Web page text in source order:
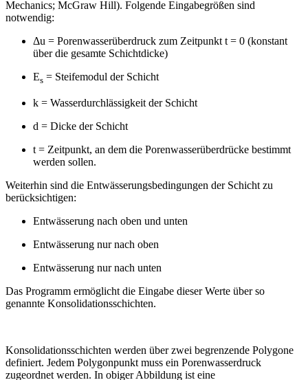
Mechanics; McGraw Hill). Folgende Eingabegrößen sind
notwendig:
Δu = Porenwasserüberdruck zum Zeitpunkt t = 0 (konstant
über die gesamte Schichtdicke)
Es = Steifemodul der Schicht
k = Wasserdurchlässigkeit der Schicht
d = Dicke der Schicht
t = Zeitpunkt, an dem die Porenwasserüberdrücke bestimmt
werden sollen.
Weiterhin sind die Entwässerungsbedingungen der Schicht zu
berücksichtigen:
Entwässerung nach oben und unten
Entwässerung nur nach oben
Entwässerung nur nach unten
Das Programm ermöglicht die Eingabe dieser Werte über so
genannte Konsolidationsschichten.
Konsolidationsschichten werden über zwei begrenzende Polygone
definiert. Jedem Polygonpunkt muss ein Porenwasserdruck
zugeordnet werden. In obiger Abbildung ist eine